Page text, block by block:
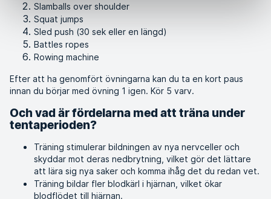
Slamballs over shoulder
Squat jumps
Sled push (30 sek eller en längd)
Battles ropes
Rowing machine
Efter att ha genomfört övningarna kan du ta en kort paus
innan du börjar med övning 1 igen. Kör 5 varv.
Och vad är fördelarna med att träna under
tentaperioden?
Träning stimulerar bildningen av nya nervceller och
skyddar mot deras nedbrytning, vilket gör det lättare
att lära sig nya saker och komma ihåg det du redan vet.
Träning bildar fler blodkärl i hjärnan, vilket ökar
blodflödet till hjärnan.